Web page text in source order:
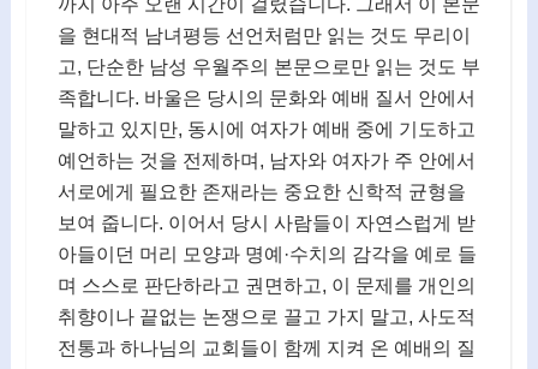
까지 아주 오랜 시간이 걸렸습니다. 그래서 이 본문
을 현대적 남녀평등 선언처럼만 읽는 것도 무리이
고, 단순한 남성 우월주의 본문으로만 읽는 것도 부
족합니다. 바울은 당시의 문화와 예배 질서 안에서
말하고 있지만, 동시에 여자가 예배 중에 기도하고
예언하는 것을 전제하며, 남자와 여자가 주 안에서
서로에게 필요한 존재라는 중요한 신학적 균형을
보여 줍니다. 이어서 당시 사람들이 자연스럽게 받
아들이던 머리 모양과 명예·수치의 감각을 예로 들
며 스스로 판단하라고 권면하고, 이 문제를 개인의
취향이나 끝없는 논쟁으로 끌고 가지 말고, 사도적
전통과 하나님의 교회들이 함께 지켜 온 예배의 질